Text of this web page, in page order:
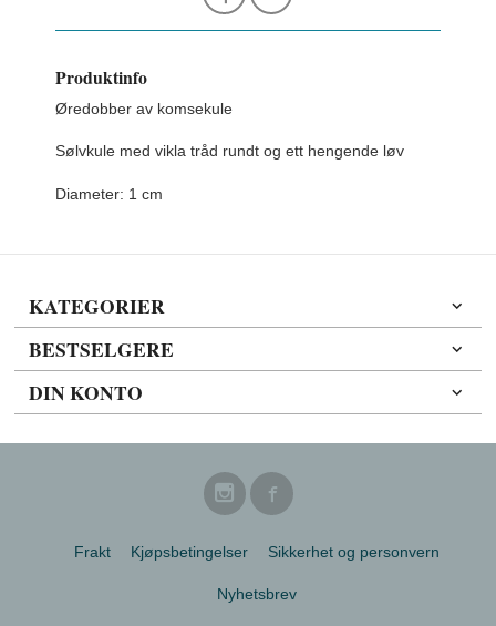
Produktinfo
Øredobber av komsekule
Sølvkule med vikla tråd rundt og ett hengende løv
Diameter: 1 cm
KATEGORIER
BESTSELGERE
DIN KONTO
Frakt Kjøpsbetingelser Sikkerhet og personvern
Nyhetsbrev